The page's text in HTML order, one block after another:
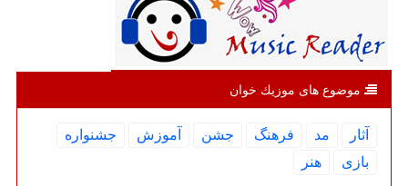
موضوع های موزیك خوان
آثار مد فرهنگ جشن آموزش
جشنواره
بازی
هنر